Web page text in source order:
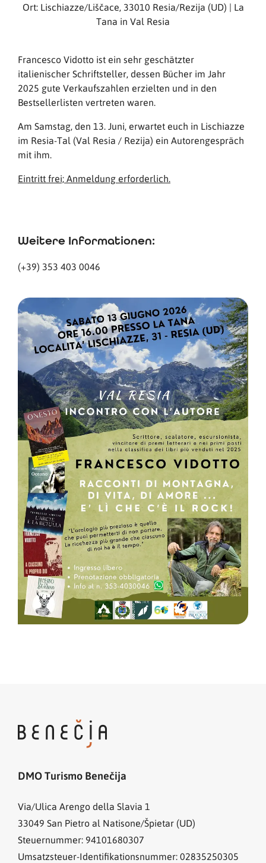
Ort: Lischiazze/Liščace, 33010 Resia/Rezija (UD) | La
Tana in Val Resia
Francesco Vidotto ist ein sehr geschätzter
italienischer Schriftsteller, dessen Bücher im Jahr
2025 gute Verkaufszahlen erzielten und in den
Bestsellerlisten vertreten waren.
Am Samstag, den 13. Juni, erwartet euch in Lischiazze
im Resia-Tal (Val Resia / Rezija) ein Autorengespräch
mit ihm.
Eintritt frei; Anmeldung erforderlich.
Weitere Informationen:
(+39) 353 403 0046
DMO Turismo Benečija
Via/Ulica Arengo della Slavia 1
33049 San Pietro al Natisone/Špietar (UD)
Steuernummer: 94101680307
Umsatzsteuer-Identifikationsnummer: 02835250305